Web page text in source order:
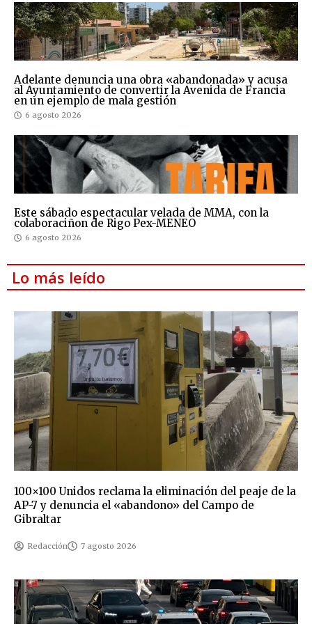
Adelante denuncia una obra «abandonada» y acusa
al Ayuntamiento de convertir la Avenida de Francia
en un ejemplo de mala gestión
6 agosto 2026
Este sábado espectacular velada de MMA, con la
colaboraciñon de Rigo Pex-MENEO
6 agosto 2026
Lo más leído
100×100 Unidos reclama la eliminación del peaje de la
AP-7 y denuncia el «abandono» del Campo de
Gibraltar
Redacción 7 agosto 2026